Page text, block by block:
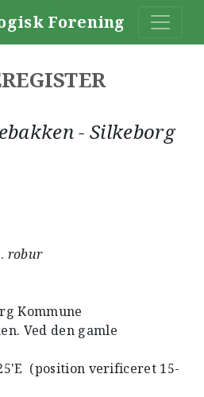
Forening
- Silkeborg
robur
Kommune
Ved den gamle
(position verificeret 15-